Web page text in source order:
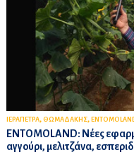
ΙΕΡΑΠΕΤΡΑ, ΘΩΜΑΔΑΚΗΣ,
ENTOMOLAND: Νέες
αγγούρι, μελιτζάνα,